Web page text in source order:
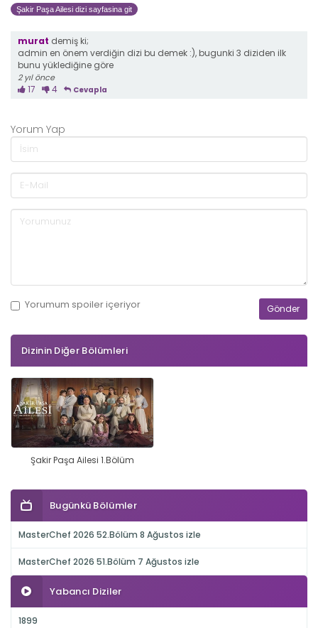
Şakir Paşa Ailesi dizi sayfasina git
murat demiş ki;
admin en önem verdiğin dizi bu demek :), bugunki 3 diziden ilk
bunu yüklediğine göre
2 yıl önce
17 4 Cevapla
Yorum Yap
Yorumum spoileriçeriyor
Dizinin Diğer Bölümleri
Şakir Paşa Ailesi 1.Bölüm
Bugünkü Bölümler
MasterChef 2026 52.Bölüm 8 Ağustos izle
MasterChef 2026 51.Bölüm 7 Ağustos izle
Yabancı Diziler
1899